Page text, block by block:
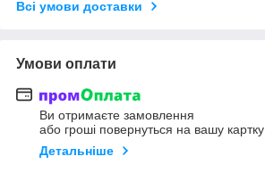
Всі умови доставки
Умови оплати
Ви отримаєте замовлення
або гроші повернуться на вашу картку
Детальніше